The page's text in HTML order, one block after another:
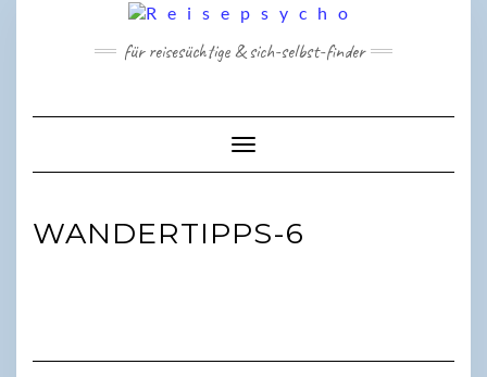
für reisesüchtige & sich-selbst-finder
Toggle Navigation
WANDERTIPPS-6